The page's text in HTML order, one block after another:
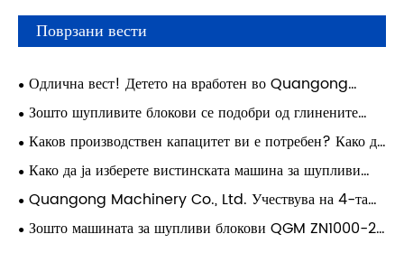
Поврзани вести
Одлична вест! Детето на вработен во Quangong
Machinery Co., Ltd. постигна академски успех и го
оствари својот сон да присуствува на Универзитетот
Ксиан Џиаотонг.
Зошто шупливите блокови се подобри од глинените
тули: Водич за модерна градба
Каков производствен капацитет ви е потребен? Како да
ја изберете вистинската машина за блокови за вашата
фабрика
Како да ја изберете вистинската машина за шупливи
блокови за вашата фабрика?
Quangong Machinery Co., Ltd. Учествува на 4-та
конференција за техничка размена за сеопфатна употреба
на цврст отпад базиран на јаглен
Зошто машината за шупливи блокови QGM ZN1000-2